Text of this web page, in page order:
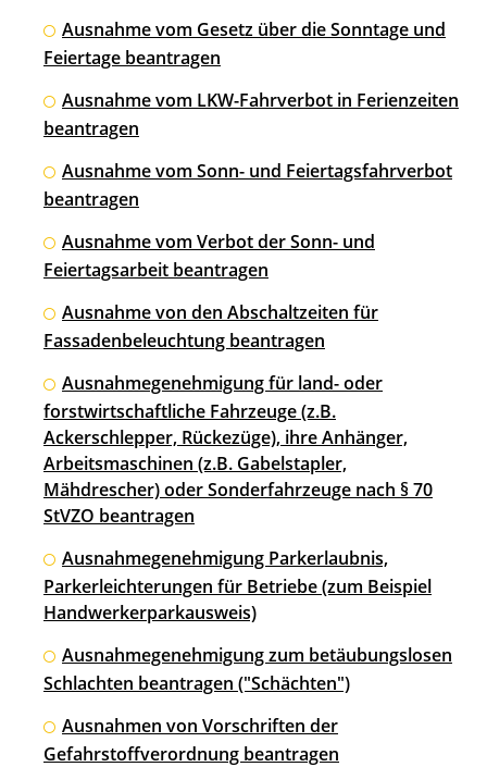
Ausnahme vom Gesetz über die Sonntage und
Feiertage beantragen
Ausnahme vom LKW-Fahrverbot in Ferienzeiten
beantragen
Ausnahme vom Sonn- und Feiertagsfahrverbot
beantragen
Ausnahme vom Verbot der Sonn- und
Feiertagsarbeit beantragen
Ausnahme von den Abschaltzeiten für
Fassadenbeleuchtung beantragen
Ausnahmegenehmigung für land- oder
forstwirtschaftliche Fahrzeuge (z.B.
Ackerschlepper, Rückezüge), ihre Anhänger,
Arbeitsmaschinen (z.B. Gabelstapler,
Mähdrescher) oder Sonderfahrzeuge nach § 70
StVZO beantragen
Ausnahmegenehmigung Parkerlaubnis,
Parkerleichterungen für Betriebe (zum Beispiel
Handwerkerparkausweis)
Ausnahmegenehmigung zum betäubungslosen
Schlachten beantragen ("Schächten")
Ausnahmen von Vorschriften der
Gefahrstoffverordnung beantragen